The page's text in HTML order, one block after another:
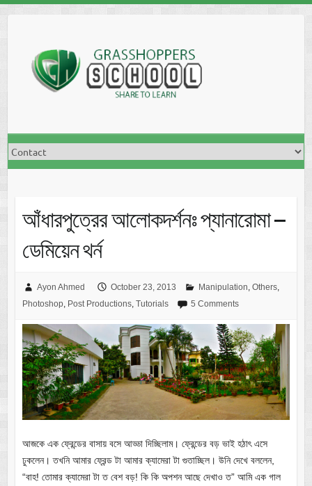
আঁধারপুত্রের আলোকদর্শনঃ প্যানারোমা –
ডেমিয়েন থর্ন
Ayon Ahmed October 23, 2013 Manipulation Others,
Photoshop, Post Productions, Tutorials 5 Comments
আজকে এক ফ্রেন্ডের বাসায় বসে আড্ডা দিচ্ছিলাম। ফ্রেন্ডের বড় ভাই হঠাৎ এসে
ঢুকলেন। তখনি আমার ফ্রেন্ড টা আমার ক্যামেরা টা গুতাচ্ছিল। উনি দেখে বললেন,
“বাহ! তোমার ক্যামেরা টা ত বেশ বড়! কি কি অপশন আছে দেখাও ত” আমি এক গাল